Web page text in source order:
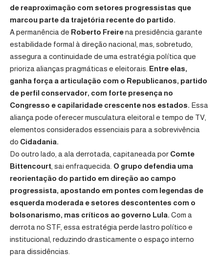
de reaproximação com setores progressistas que
marcou parte da trajetória recente do partido.
A permanência de Roberto Freirena presidência garante
estabilidade formal à direção nacional, mas, sobretudo,
assegura a continuidade de uma estratégia política que
prioriza alianças pragmáticas e eleitorais. Entre elas,
ganha força a articulação com o Republicanos, partido
de perfil conservador, com forte presença no
Congresso e capilaridade crescente nos estados. Essa
aliança pode oferecer musculatura eleitoral e tempo de TV,
elementos considerados essenciais para a sobrevivência
do Cidadania.
Do outro lado, a ala derrotada, capitaneada por Comte
Bittencourt , sai enfraquecida. O grupo defendia uma
reorientação do partido em direção ao campo
progressista, apostando em pontes com legendas de
esquerda moderada e setores descontentes com o
bolsonarismo, mas críticos ao governo Lula. Com a
derrota no STF, essa estratégia perde lastro político e
institucional, reduzindo drasticamente o espaço interno
para dissidências.